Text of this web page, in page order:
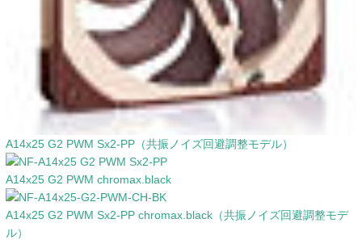
A14x25 G2 PWM Sx2-PP（共振ノイズ回避調整モデル）
A14x25 G2 PWM chromax.black
A14x25 G2 PWM Sx2-PP chromax.black（共振ノイズ回避調整モデ
ル）